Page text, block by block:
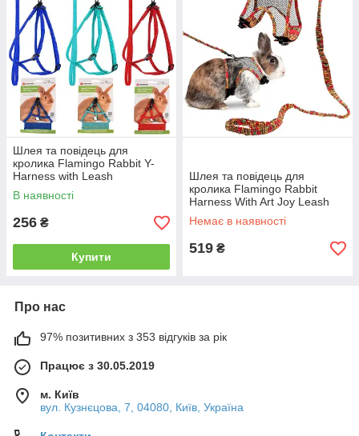
Шлея та повідець для
кролика Flamingo Rabbit Y-
Harness with Leash
В наявності
256 ₴
Купити
Шлея та повідець для
кролика Flamingo Rabbit
Harness With Art Joy Leash
170 см
Немає в наявності
519 ₴
Про нас
97% позитивних з 353 відгуків за рік
Працює з 30.05.2019
м. Київ
вул. Кузнєцова, 7, 04080, Київ, Україна